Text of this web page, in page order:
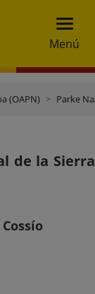
Menú
(OAPN) Parke
de la Sierra